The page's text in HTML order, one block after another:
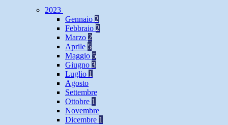
2023
Gennaio 2
Febbraio 2
Marzo 2
Aprile 5
Maggio 5
Giugno 3
Luglio 1
Agosto
Settembre
Ottobre 1
Novembre
Dicembre 1